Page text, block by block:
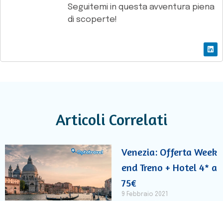
Seguitemi in questa avventura piena
di scoperte!
Articoli Correlati
Venezia: Offerta Week
end Treno + Hotel 4* a
75€
9 Febbraio 2021